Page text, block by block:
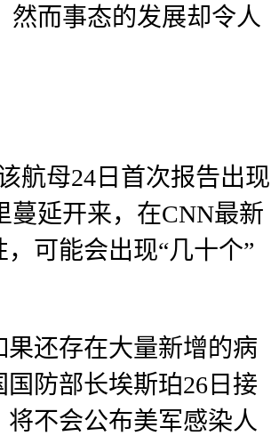
然而事态的发展却令人
航母24日首次报告出现
蔓延开来，在CNN最新
可能会出现“几十个”
还存在大量新增的病
防部长埃斯珀26日接
不会公布美军感染人